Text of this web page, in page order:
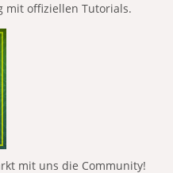
mit offiziellen Tutorials.
mit uns die Community!